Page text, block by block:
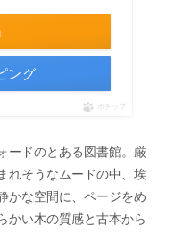
ング
ポチップ
ードのとある図書館。厳
れそうなムードの中、埃
かな空間に、ページをめ
かい木の質感と古本から